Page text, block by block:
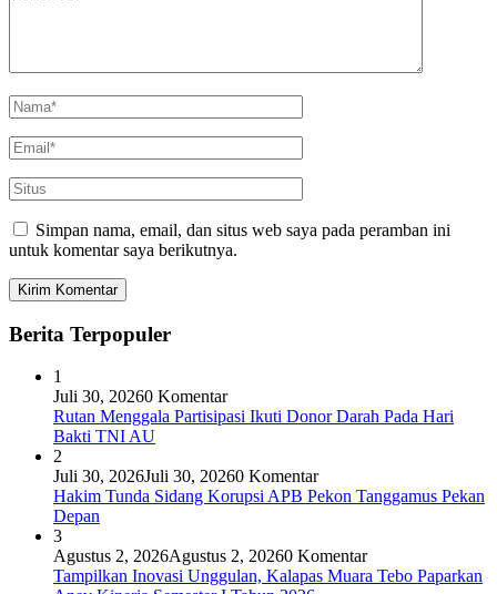
Simpan nama, email, dan situs web saya pada peramban ini
untuk komentar saya berikutnya.
Berita Terpopuler
1
Juli 30, 20260 Komentar
Rutan Menggala Partisipasi Ikuti Donor Darah Pada Hari
Bakti TNI AU
2
Juli 30, 2026Juli 30, 20260 Komentar
Hakim Tunda Sidang Korupsi APB Pekon Tanggamus Pekan
Depan
3
Agustus 2, 2026Agustus 2, 20260 Komentar
Tampilkan Inovasi Unggulan, Kalapas Muara Tebo Paparkan